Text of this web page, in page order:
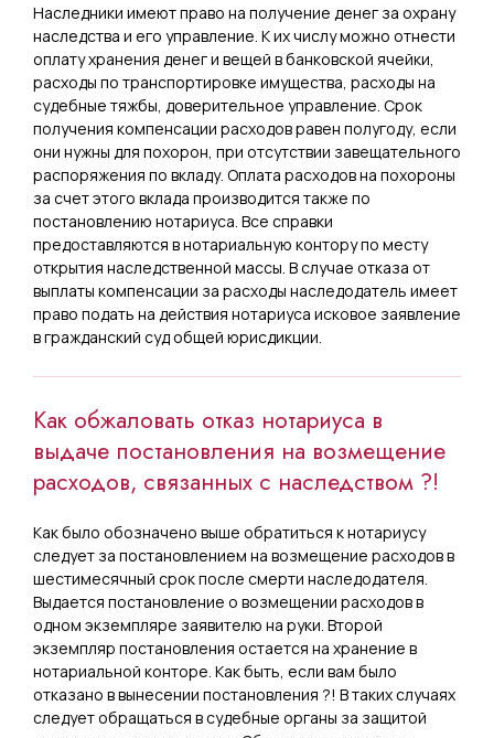
Наследники имеют право на получение денег за охрану
наследства и его управление. К их числу можно отнести
оплату хранения денег и вещей в банковской ячейки,
расходы по транспортировке имущества, расходы на
судебные тяжбы, доверительное управление. Срок
получения компенсации расходов равен полугоду, если
они нужны для похорон, при отсутствии завещательного
распоряжения по вкладу. Оплата расходов на похороны
за счет этого вклада производится также по
постановлению нотариуса. Все справки
предоставляются в нотариальную контору по месту
открытия наследственной массы. В случае отказа от
выплаты компенсации за расходы наследодатель имеет
право подать на действия нотариуса исковое заявление
в гражданский суд общей юрисдикции.
Как обжаловать отказ нотариуса в
выдаче постановления на возмещение
расходов, связанных с наследством ?!
Как было обозначено выше обратиться к нотариусу
следует за постановлением на возмещение расходов в
шестимесячный срок после смерти наследодателя.
Выдается постановление о возмещении расходов в
одном экземпляре заявителю на руки. Второй
экземпляр постановления остается на хранение в
нотариальной конторе. Как быть, если вам было
отказано в вынесении постановления ?! В таких случаях
следует обращаться в судебные органы за защитой